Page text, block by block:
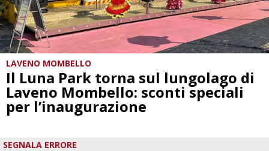
LAVENO MOMBELLO
Il Luna Park torna sul lungolago di
Laveno Mombello: sconti speciali
per l’inaugurazione
SEGNALA ERRORE